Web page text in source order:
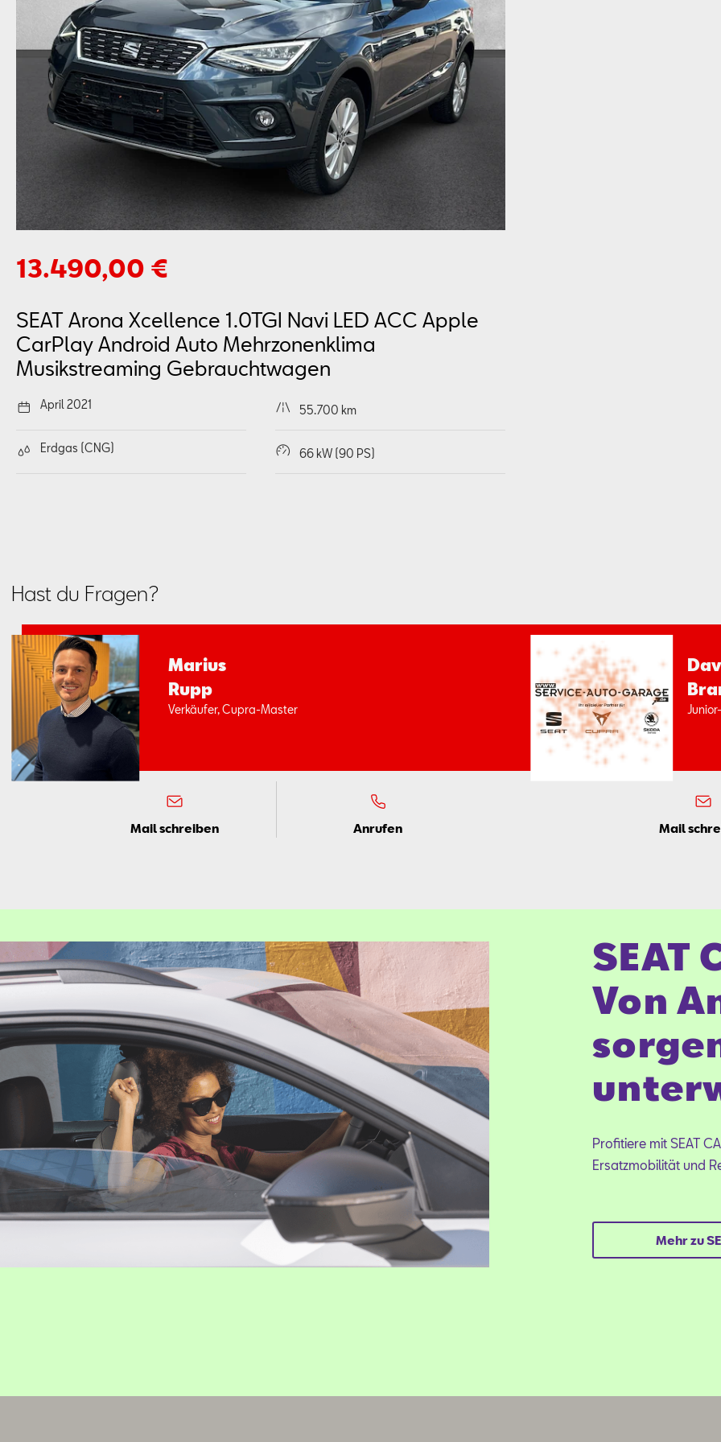
SEAT Arona Xcellence 1.0TGI Navi LED ACC Apple
CarPlay Android Auto Mehrzonenklima
Musikstreaming Gebrauchtwagen
13.490,00 €
April 2021 55.700 km
Erdgas (CNG) 66 kW (90 PS)
Hast du Fragen?
Ma­ri­us
Rupp
Ver­käu­fer, Cup­ra-Mas­ter
Mail schreiben Anrufen Mail
SEAT
Von
Profitiere mit SEAT
Ersatzmobilität und
Mehr zu